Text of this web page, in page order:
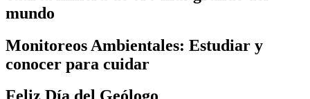
mundo
Monitoreos Ambientales: Estudiar y
conocer para cuidar